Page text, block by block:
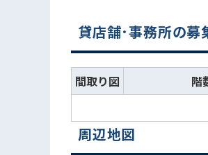
貸店舗･事務所の募
間取り図 階
周辺地図